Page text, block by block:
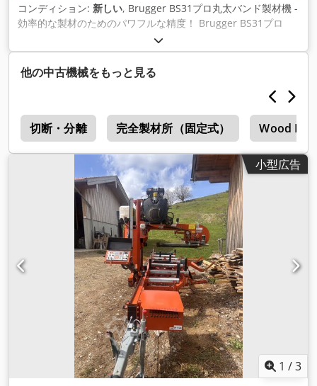
コンディション: 新しい, Brugger BS31プロ丸太バンド製材機 -
効率的な製材のためのパワフルな精度！ Brugger BS31プロ
は、シンプルなデザインでありながら洗練された製材機で、直
径76cmまでの丸太を簡単に高品質の板や梁に加工します。 こ
の丸太バンド製材機は、ほとんど技術を必要としないため、操
作が簡単で、メンテナンスもほとんど必要ありません。 BS31
プロには、電動高さ調節、デジタル高さ表示、調節可能なブレ
ードガイドなど、作業を容易にする多くの改良が施されていま
す。 Csdpfx Aopz I I Usi Aoha 技術データ - トランク直径
76cm - 14馬力ガソリンエンジンまたは7.5kW電気モーター - 電
動高さ調節 - デジタル高さ表示 - 調整式ブレードガイド 標準バ
ージョンはトラック長さ4mで、約3mの丸太を処理できます。
必要に応じて、さらに2メートル延長することも可能です。 14
馬力のパワフルなコーラー社製ガソリンエンジン、またはオプ
ションで7.5 kW 400V電動モーターを搭載し、最高の性能と柔
軟性を発揮します。 BS31プロ丸太用バンドソーは、趣味で製
材をされる方だけでなく、プロの方や森林所有者の方にも最適
です。 価格 ブルッガーBS31プロ - 4,599ユーロ 2mトラックエ
クステンション - 349ユーロ 今すぐBrugger BS31プロ丸太バン
ド製材機を手に入れて、パワフルで正確な製材を圧倒的なコス
トパフォーマンスで体験してください！ カスタムメイドのご提
案についてはお問い合わせください！
他の中古機械をもっと見る
切断・分離 完全製材所（固定式） Wood
小型広告
1 /3